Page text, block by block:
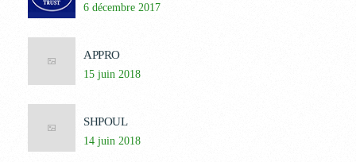
6 décembre 2017
APPRO
15 juin 2018
SHPOUL
14 juin 2018